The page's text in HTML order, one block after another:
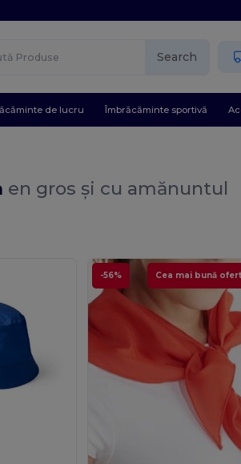
Search
de lucru Îmbrăcăminte sportivă
en gros și cu amănuntul
-56% Cea mai bună